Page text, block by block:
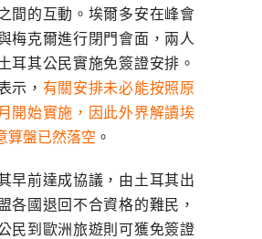
間的互動。埃爾多安在峰會
梅克爾進行閉門會面，兩人
耳其公民實施免簽證安排。
示， 有關安排未必能按照原
開始實施，因此外界解讀埃
算盤已然落空 。
早前達成協議，由土耳其出
各國退回不合資格的難民，
民到歐洲旅遊則可獲免簽證